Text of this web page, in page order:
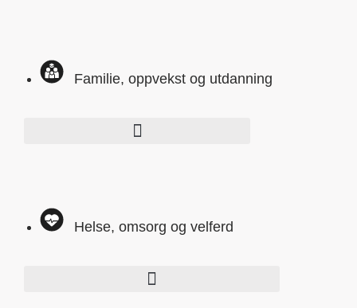
Familie, oppvekst og utdanning
Helse, omsorg og velferd